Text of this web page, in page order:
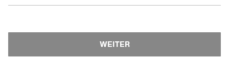
WEITER